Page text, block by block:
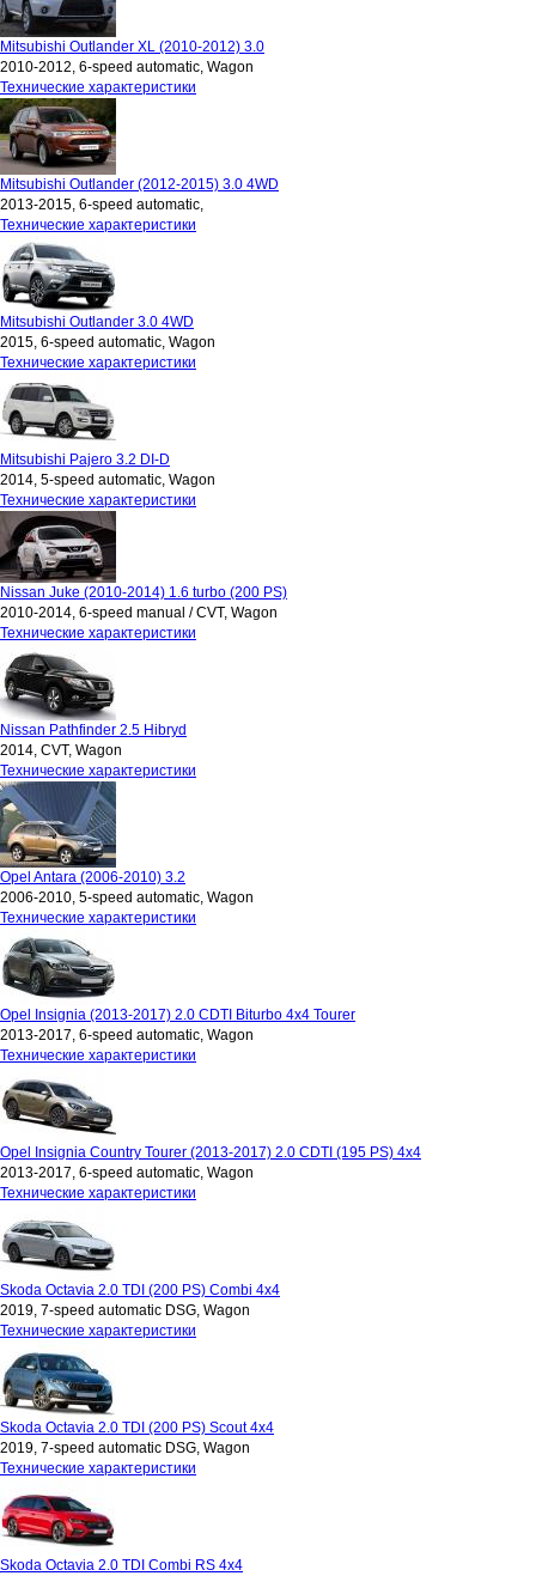
Mitsubishi Outlander XL (2010-2012) 3.0
2010-2012, 6-speed automatic, Wagon
Технические характеристики
Mitsubishi Outlander (2012-2015) 3.0 4WD
2013-2015, 6-speed automatic,
Технические характеристики
Mitsubishi Outlander 3.0 4WD
2015, 6-speed automatic, Wagon
Технические характеристики
Mitsubishi Pajero 3.2 DI-D
2014, 5-speed automatic, Wagon
Технические характеристики
Nissan Juke (2010-2014) 1.6 turbo (200 PS)
2010-2014, 6-speed manual / CVT, Wagon
Технические характеристики
Nissan Pathfinder 2.5 Hibryd
2014, CVT, Wagon
Технические характеристики
Opel Antara (2006-2010) 3.2
2006-2010, 5-speed automatic, Wagon
Технические характеристики
Opel Insignia (2013-2017) 2.0 CDTI Biturbo 4x4 Tourer
2013-2017, 6-speed automatic, Wagon
Технические характеристики
Opel Insignia Country Tourer (2013-2017) 2.0 CDTI (195 PS) 4x4
2013-2017, 6-speed automatic, Wagon
Технические характеристики
Skoda Octavia 2.0 TDI (200 PS) Combi 4x4
2019, 7-speed automatic DSG, Wagon
Технические характеристики
Skoda Octavia 2.0 TDI (200 PS) Scout 4x4
2019, 7-speed automatic DSG, Wagon
Технические характеристики
Skoda Octavia 2.0 TDI Combi RS 4x4